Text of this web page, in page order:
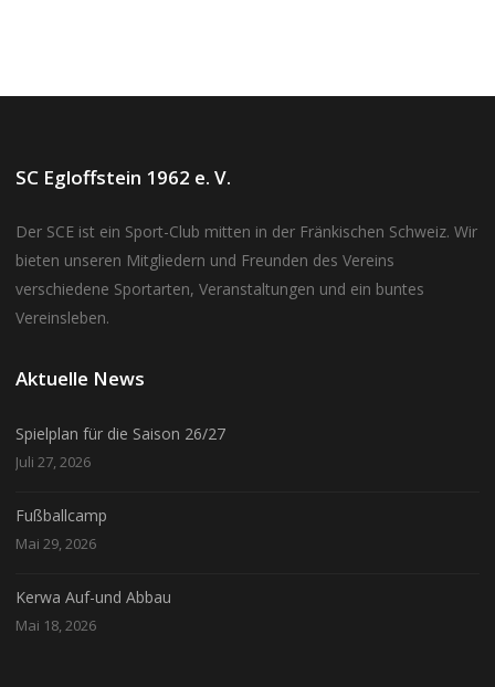
SC Egloffstein 1962 e. V.
Der SCE ist ein Sport-Club mitten in der Fränkischen Schweiz. Wir
bieten unseren Mitgliedern und Freunden des Vereins
verschiedene Sportarten, Veranstaltungen und ein buntes
Vereinsleben.
Aktuelle News
Spielplan für die Saison 26/27
Juli 27, 2026
Fußballcamp
Mai 29, 2026
Kerwa Auf-und Abbau
Mai 18, 2026